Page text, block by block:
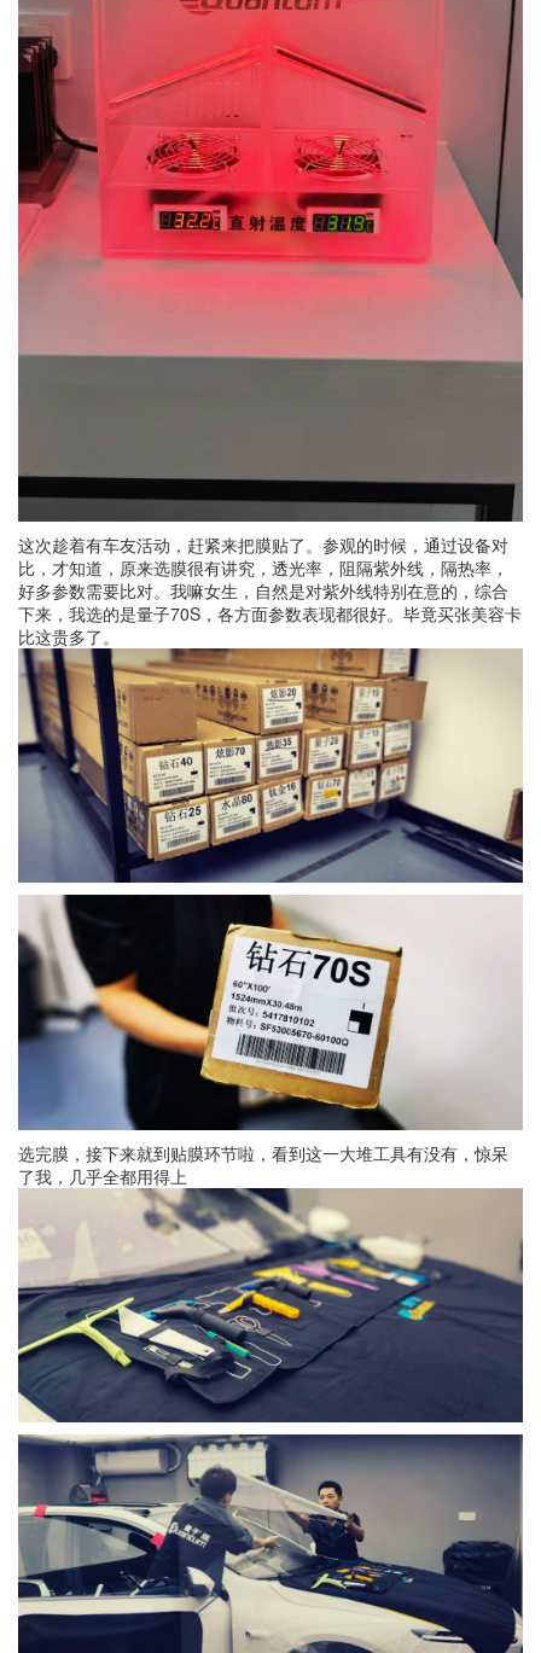
这次趁着有车友活动，赶紧来把膜贴了。参观的时候，通过设备对
比，才知道，原来选膜很有讲究，透光率，阻隔紫外线，隔热率，
好多参数需要比对。我嘛女生，自然是对紫外线特别在意的，综合
下来，我选的是量子70S，各方面参数表现都很好。毕竟买张美容卡
比这贵多了。
选完膜，接下来就到贴膜环节啦，看到这一大堆工具有没有，惊呆
了我，几乎全都用得上